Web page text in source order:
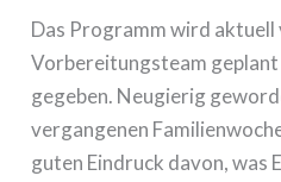
Das Programm wird aktuell
Vorbereitungsteam
gegeben. Neugierig
vergangenen
guten Eindruck davon, was